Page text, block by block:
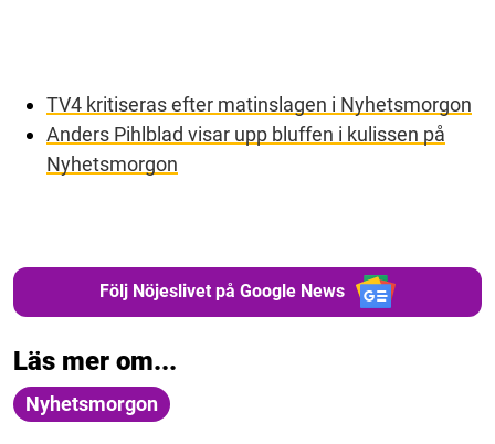
TV4 kritiseras efter matinslagen i Nyhetsmorgon
Anders Pihlblad visar upp bluffen i kulissen på
Nyhetsmorgon
Följ Nöjeslivet på Google News
Läs mer om...
Nyhetsmorgon